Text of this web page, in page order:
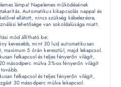
lámpa! Napelemes működésének
Automatikus kikapcsolás nappal és
ellátott, nincs szükség kábelezésre,
lehetősége van sokoldalúsága miatt.
mód állítható be:
kevesebb, mint 30 lux) automatikusan
maximum 5 órán keresztül, majd lekapcsol.
felkapcsol és teljes fényerőn világít,
másodperc múlva 3%-os fényerőn világít
tovább.
felkapcsol és teljes fényerőn világít,
30 másodperc múlva lekapcsol.